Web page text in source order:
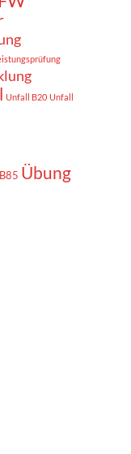
Unfall B20 Unfall
Übung